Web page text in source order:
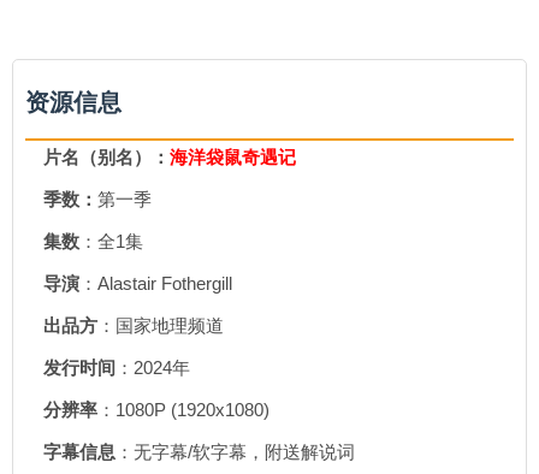
资源信息
片名（别名）： 海洋袋鼠奇遇记
季数： 第一季
集数 ：全1集
导演 ：Alastair Fothergill
出品方 ：国家地理频道
发行时间 ：2024年
分辨率 ：1080P (1920x1080)
字幕信息 ：无字幕/软字幕，附送解说词